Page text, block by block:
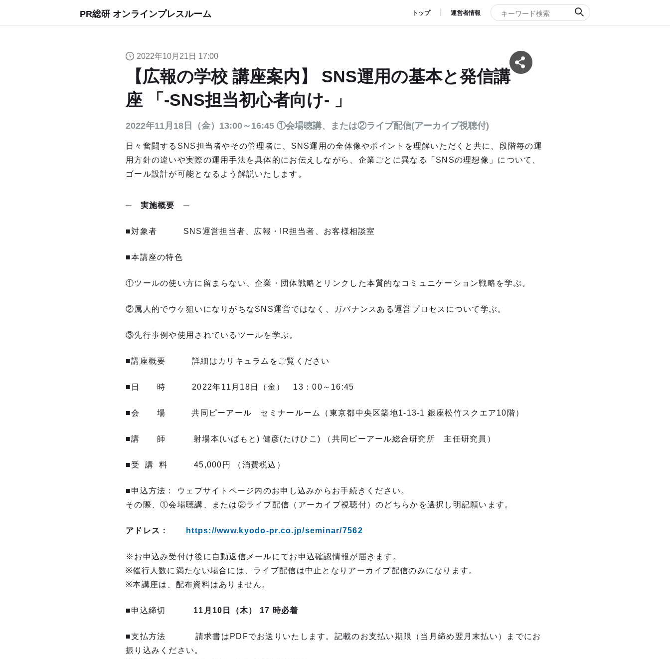
PR総研 オンラインプレスルーム トップ 運営者情報
2022年10月21日 17:00
【広報の学校 講座案内】 SNS運用の基本と発信講
座 「-SNS担当初心者向け- 」
2022年11月18日（金）13:00～16:45 ①会場聴講、または②ライブ配信(アーカイブ視聴付)
日々奮闘するSNS担当者やその管理者に、SNS運用の全体像やポイントを理解いただくと共に、段階毎の運
用方針の違いや実際の運用手法を具体的にお伝えしながら、企業ごとに異なる「SNSの理想像」について、
ゴール設計が可能となるよう解説いたします。
─ 実施概要 ─
■対象者 SNS運営担当者、広報・ IR担当者、お客様相談室
■本講座の特色
①ツールの使い方に留まらない、企業・団体戦略とリンクした本質的なコミュニケーション戦略を学ぶ。
②属人的でウケ狙いになりがちなSNS運営ではなく、ガバナンスある運営プロセスについて学ぶ。
③先行事例や使用されているツールを学ぶ。
■講座概要 詳細はカリキュラムをご覧ください
■日 時 2022年11月18日（金） 13：00 ～16:45
■会 場 共同ピーアール セミナールーム（東京都中央区築地1-13-1 銀座松竹スクエア10 階）
■講 師 射場本(いばもと) 健彦(たけひこ) （共同ピーアール総合研究所 主任研究員）
■受 講 料 45,000円 （消費税込）
■申込方法： ウェブサイトページ内のお申し込みからお手続きください。
その際、①会場聴講、または②ライブ配信（アーカイブ視聴付）のどちらかを選択し明記願います。
アドレス： https://www.kyodo-pr.co.jp/seminar/7562
※お申込み受付け後に自動返信メールにてお申込確認情報が届きます。
※催行人数に満たない場合には、ライブ配信は中止となりアーカイブ配信のみになります。
※本講座は、配布資料はありません。
■申込締切 11 月10日（木） 17 時必着
■支払方法 請求書は PDFでお送りいたします。記載のお支払い期限（当月締め翌月末払い）までにお
振り込みください。